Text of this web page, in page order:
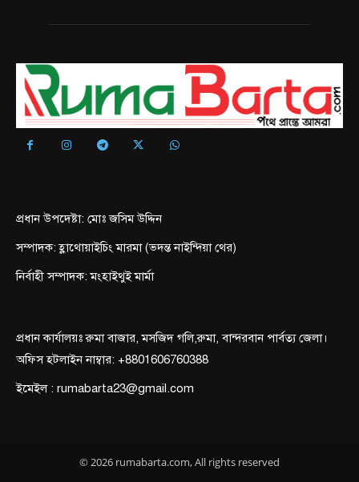
প্রধান উপদেষ্টা: মোঃ জসিম উদ্দিন
সম্পাদক: হ্লাথোয়াইচিং মারমা (ভদন্ত নাইন্দিয়া থের)
নির্বাহী সম্পাদক: মংহাইথুই মার্মা
প্রধান কার্যালয়ঃ রুমা বাজার, মসজিদ গলি,রুমা, বান্দরবান পার্বত্য জেলা।
অফিস হটলাইন নাম্বার: +8801606760388
ইমেইল : rumabarta23@gmail.com
© 2026 rumabarta.com, All rights reserved